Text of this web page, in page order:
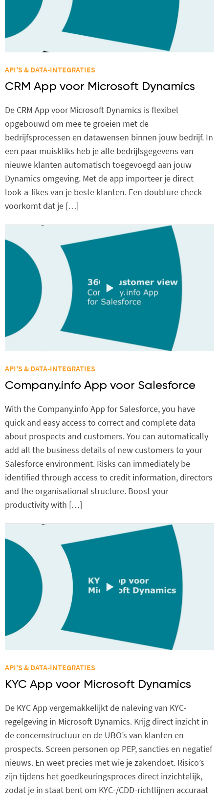
API'S & DATA-INTEGRATIES
CRM App voor Microsoft Dynamics
De CRM App voor Microsoft Dynamics is flexibel
opgebouwd om mee te groeien met de
bedrijfsprocessen en datawensen binnen jouw bedrijf. In
een paar muiskliks heb je alle bedrijfsgegevens van
nieuwe klanten automatisch toegevoegd aan jouw
Dynamics omgeving. Met de app importeer je direct
look-a-likes van je beste klanten. Een doublure check
voorkomt dat je […]
API'S & DATA-INTEGRATIES
Company.info App voor Salesforce
With the Company.info App for Salesforce, you have
quick and easy access to correct and complete data
about prospects and customers. You can automatically
add all the business details of new customers to your
Salesforce environment. Risks can immediately be
identified through access to credit information, directors
and the organisational structure. Boost your
productivity with […]
API'S & DATA-INTEGRATIES
KYC App voor Microsoft Dynamics
De KYC App vergemakkelijkt de naleving van KYC-
regelgeving in Microsoft Dynamics. Krijg direct inzicht in
de concernstructuur en de UBO’s van klanten en
prospects. Screen personen op PEP, sancties en negatief
nieuws. En weet precies met wie je zakendoet. Risico’s
zijn tijdens het goedkeuringsproces direct inzichtelijk,
zodat je in staat bent om KYC-/CDD-richtlijnen accuraat